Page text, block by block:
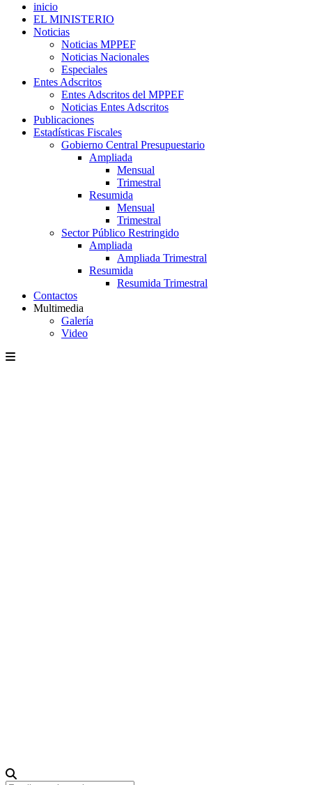
inicio
EL MINISTERIO
Noticias
Noticias MPPEF
Noticias Nacionales
Especiales
Entes Adscritos
Entes Adscritos del MPPEF
Noticias Entes Adscritos
Publicaciones
Estadísticas Fiscales
Gobierno Central Presupuestario
Ampliada
Mensual
Trimestral
Resumida
Mensual
Trimestral
Sector Público Restringido
Ampliada
Ampliada Trimestral
Resumida
Resumida Trimestral
Contactos
Multimedia
Galería
Video